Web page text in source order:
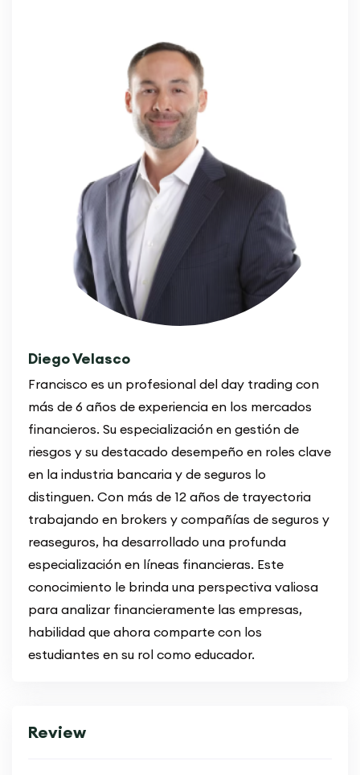
Diego Velasco
Francisco es un profesional del day trading con
más de 6 años de experiencia en los mercados
financieros. Su especialización en gestión de
riesgos y su destacado desempeño en roles clave
en la industria bancaria y de seguros lo
distinguen. Con más de 12 años de trayectoria
trabajando en brokers y compañías de seguros y
reaseguros, ha desarrollado una profunda
especialización en líneas financieras. Este
conocimiento le brinda una perspectiva valiosa
para analizar financieramente las empresas,
habilidad que ahora comparte con los
estudiantes en su rol como educador.
Review